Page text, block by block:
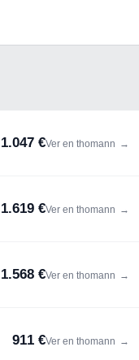
1.047 €Ver en thomann →
1.619 €Ver en thomann →
1.568 €Ver en thomann →
911 €Ver en thomann →